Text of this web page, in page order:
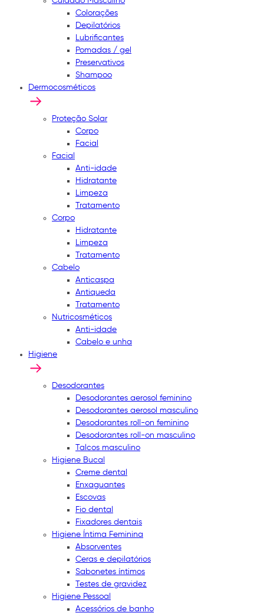
Colorações
Depilatórios
Lubrificantes
Pomadas / gel
Preservativos
Shampoo
Dermocosméticos
Proteção Solar
Corpo
Facial
Facial
Anti-idade
Hidratante
Limpeza
Tratamento
Corpo
Hidratante
Limpeza
Tratamento
Cabelo
Anticaspa
Antiqueda
Tratamento
Nutricosméticos
Anti-idade
Cabelo e unha
Higiene
Desodorantes
Desodorantes aerosol feminino
Desodorantes aerosol masculino
Desodorantes roll-on feminino
Desodorantes roll-on masculino
Talcos masculino
Higiene Bucal
Creme dental
Enxaguantes
Escovas
Fio dental
Fixadores dentais
Higiene Íntima Feminina
Absorventes
Ceras e depilatórios
Sabonetes íntimos
Testes de gravidez
Higiene Pessoal
Acessórios de banho